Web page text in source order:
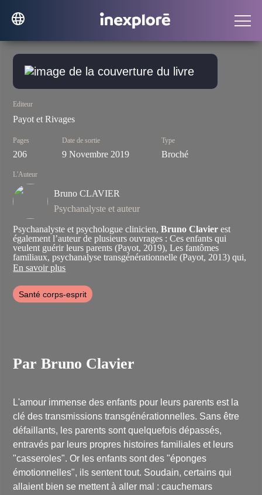
Editeur
Payot et Rivages
Pages
206
Date de sortie
9 Novembre 2019
Type
Broché
L'Auteur
Bruno CLAVIER
Psychanalyste et auteur
Psychanalyste et psychologue clinicien, Bruno Clavier est
également l’auteur de plusieurs ouvrages : Ces enfants qui
veulent guérir leurs parents (Payot, 2019), Les fantômes
familiaux, psychanalyse transgénérationnelle(Payot, 2013) qui,
en reliant psychanalyse et psychogénéalogie, invite à la
découverte de l'étonnant pays des fantômes familiaux, et
fantômes de l'analyste
Après avoir fait auparavant des études de mathématiques et de
langues orientales, il a collaboré ensuite à divers groupes de
En savoir plus
Santé corps-esprit
Par Bruno Clavier
L'amour immense des enfants pour leurs parents est la
clé des transmissions transgénérationnelles. Sans être
défaillants, les parents sont quelquefois dépassés,
entravés par leurs propres histoires familiales et leurs
"casseroles". Or les enfants sont des "éponges
émotionnelles", ils sentent tout. Soudain, certains qui
allaient bien se mettent à aller mal : cauchemars